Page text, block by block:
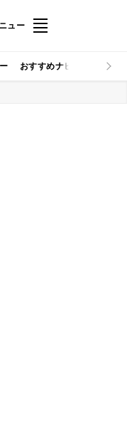
ュー
おすすめナビ マイナビ